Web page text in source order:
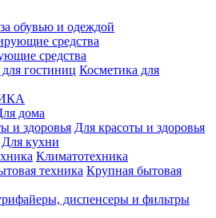
обувью и одеждой
средства
Косметика для
дома
Для красоты и здоровья
Для кухни
Климатотехника
Крупная бытовая